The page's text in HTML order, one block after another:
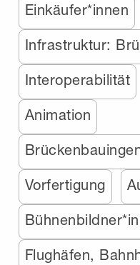
Einkäufer*innen
Infrastruktur:
Interoperabilität
Animation
Vorfertigung
Flughäfen,